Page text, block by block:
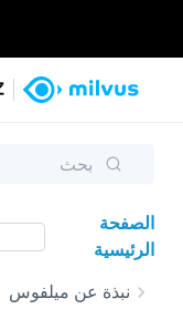
بحث
الصفحة
الرئيسية
نبذة عن ميلفوس